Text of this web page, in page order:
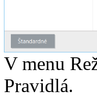
V menu
Pravidlá.